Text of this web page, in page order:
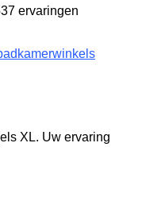
ervaringen
XL. Uw ervaring